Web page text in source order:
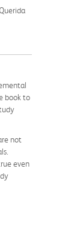
book to
not
even